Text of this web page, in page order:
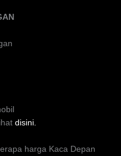
disini.
harga Kaca Depan